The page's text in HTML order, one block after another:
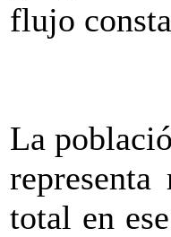
flujo
La
total en